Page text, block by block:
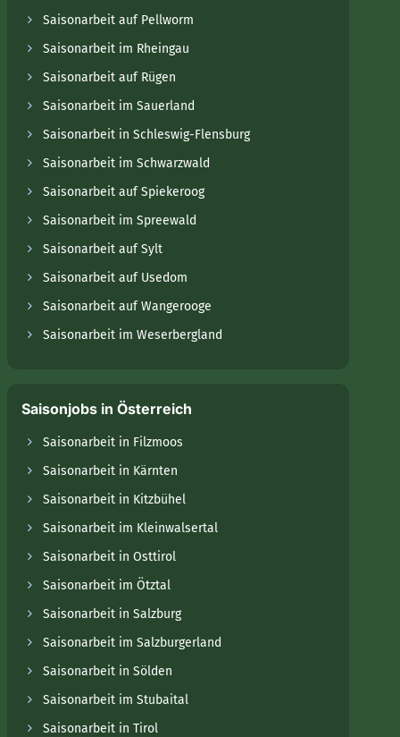
Saisonarbeit auf Pellworm
Saisonarbeit im Rheingau
Saisonarbeit auf Rügen
Saisonarbeit im Sauerland
Saisonarbeit in Schleswig-Flensburg
Saisonarbeit im Schwarzwald
Saisonarbeit auf Spiekeroog
Saisonarbeit im Spreewald
Saisonarbeit auf Sylt
Saisonarbeit auf Usedom
Saisonarbeit auf Wangerooge
Saisonarbeit im Weserbergland
Saisonjobs in Österreich
Saisonarbeit in Filzmoos
Saisonarbeit in Kärnten
Saisonarbeit in Kitzbühel
Saisonarbeit im Kleinwalsertal
Saisonarbeit in Osttirol
Saisonarbeit im Ötztal
Saisonarbeit in Salzburg
Saisonarbeit im Salzburgerland
Saisonarbeit in Sölden
Saisonarbeit im Stubaital
Saisonarbeit in Tirol